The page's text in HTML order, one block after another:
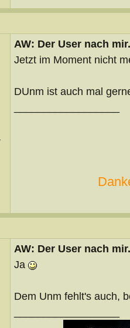
AW: Der User nach
Jetzt im Moment nicht
DUnm ist auch mal
AW: Der User nach
Ja
Dem Unm fehlt's auch,